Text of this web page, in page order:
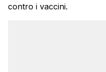
contro i vaccini.